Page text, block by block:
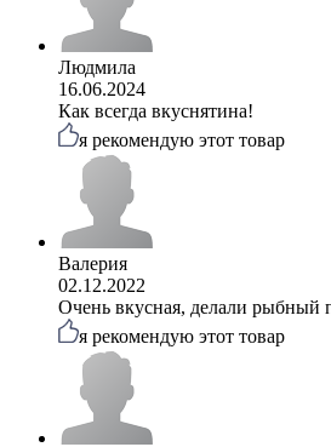
Людмила
16.06.2024
Как всегда вкуснятина!
я рекомендую этот товар
Валерия
02.12.2022
Очень вкусная, делали рыбный
я рекомендую этот товар